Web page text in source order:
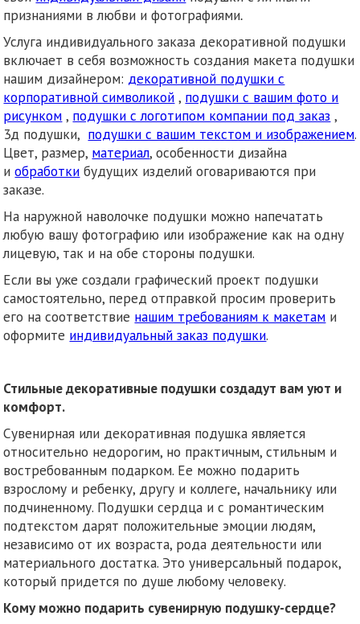
признаниями в любви и фотографиями.
Услуга индивидуального заказа декоративной подушки
включает в себя возможность создания макета подушки
нашим дизайнером: декоративной подушки с
корпоративной символикой , подушки с вашим фото и
рисунком , подушки с логотипом компании под заказ ,
3д подушки, подушки с вашим текстом и изображением.
Цвет, размер, материал, особенности дизайна
иобработки будущих изделий оговариваются при
заказе.
На наружной наволочке подушки можно напечатать
любую вашу фотографию или изображение как на одну
лицевую, так и на обе стороны подушки.
Если вы уже создали графический проект подушки
самостоятельно, перед отправкой просим проверить
его на соответствие нашим требованиям к макетам и
оформите индивидуальный заказ подушки.
Стильные декоративные подушки создадут вам уют и
комфорт.
Сувенирная или декоративная подушка является
относительно недорогим, но практичным, стильным и
востребованным подарком. Ее можно подарить
взрослому и ребенку, другу и коллеге, начальнику или
подчиненному. Подушки сердца и с романтическим
подтекстом дарят положительные эмоции людям,
независимо от их возраста, рода деятельности или
материального достатка. Это универсальный подарок,
который придется по душе любому человеку.
Кому можно подарить сувенирную подушку-сердце?